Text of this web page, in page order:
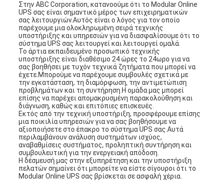
Στην ABC Corporation, κατανοούμε ότι το Modular Online
UPS σας είναι σημαντικό μέρος των επιχειρηματικών
σας λειτουργιών.Αυτός είναι ο λόγος για τον οποίο
παρέχουμε μια ολοκληρωμένη σειρά τεχνικής
υποστήριξης και υπηρεσιών για να διασφαλίσουμε ότι το
σύστημα UPS σας λειτουργεί και λειτουργεί ομαλά.
Το άρτια εκπαιδευμένο προσωπικό τεχνικής
υποστήριξης είναι διαθέσιμο 24 ώρες το 24ωρο για να
σας βοηθήσει με τυχόν τεχνικά ζητήματα που μπορεί να
έχετε.Μπορούμε να παρέχουμε συμβουλές σχετικά με
την εγκατάσταση, τη διαμόρφωση, την αντιμετώπιση
προβλημάτων και τη συντήρηση.Η ομάδα μας μπορεί
επίσης να παρέχει απομακρυσμένη παρακολούθηση και
διάγνωση, καθώς και επιτόπιες επισκευές.
Εκτός από την τεχνική υποστήριξη, προσφέρουμε επίσης
μια ποικιλία υπηρεσιών για να σας βοηθήσουμε να
αξιοποιήσετε στο έπακρο το σύστημα UPS σας.Αυτά
περιλαμβάνουν ανάλυση συστημάτων ισχύος,
αναβαθμίσεις συστήματος, προληπτική συντήρηση και
συμβουλευτική για την ενεργειακή απόδοση.
Η δέσμευσή μας στην εξυπηρέτηση και την υποστήριξη
πελατών σημαίνει ότι μπορείτε να είστε σίγουροι ότι το
Modular Online UPS σας βρίσκεται σε ασφαλή χέρια.